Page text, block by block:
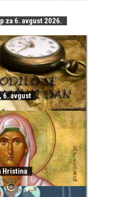
za 6. avgust 2026.
6. avgust
Hristina